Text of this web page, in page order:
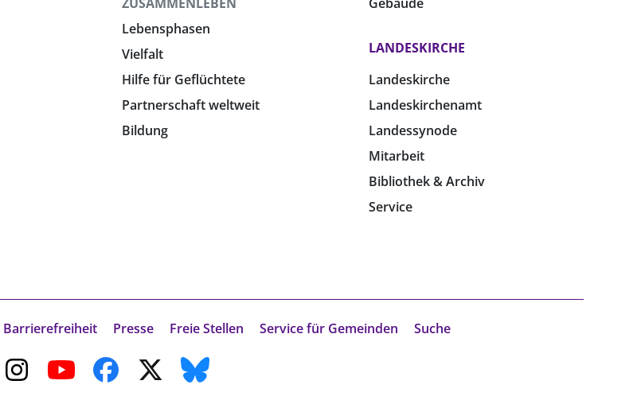
Lebensphasen
Vielfalt
Hilfe für Geflüchtete
Partnerschaft weltweit
Bildung
LANDESKIRCHE
Landeskirche
Landeskirchenamt
Landessynode
Mitarbeit
Bibliothek & Archiv
Service
Barrierefreiheit Presse Freie Stellen Service für Gemeinden Suche